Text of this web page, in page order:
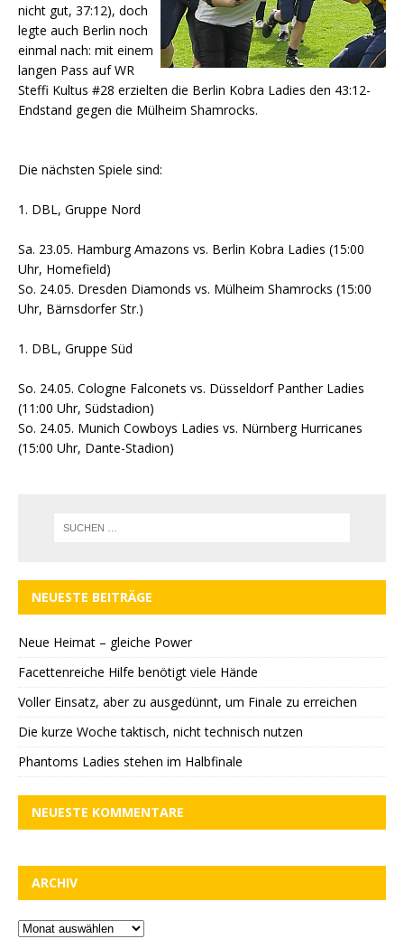
nicht gut, 37:12), doch
legte auch Berlin noch
einmal nach: mit einem
langen Pass auf WR
Steffi Kultus #28 erzielten die Berlin Kobra Ladies den 43:12-
Endstand gegen die Mülheim Shamrocks.
Die nächsten Spiele sind:
1. DBL, Gruppe Nord
Sa. 23.05. Hamburg Amazons vs. Berlin Kobra Ladies (15:00
Uhr, Homefield)
So. 24.05. Dresden Diamonds vs. Mülheim Shamrocks (15:00
Uhr, Bärnsdorfer Str.)
1. DBL, Gruppe Süd
So. 24.05. Cologne Falconets vs. Düsseldorf Panther Ladies
(11:00 Uhr, Südstadion)
So. 24.05. Munich Cowboys Ladies vs. Nürnberg Hurricanes
(15:00 Uhr, Dante-Stadion)
NEUESTE BEITRÄGE
Neue Heimat – gleiche Power
Facettenreiche Hilfe benötigt viele Hände
Voller Einsatz, aber zu ausgedünnt, um Finale zu erreichen
Die kurze Woche taktisch, nicht technisch nutzen
Phantoms Ladies stehen im Halbfinale
NEUESTE KOMMENTARE
ARCHIV